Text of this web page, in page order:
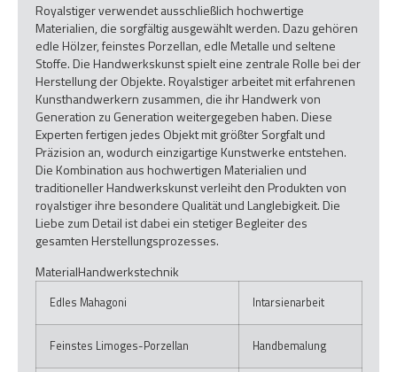
Royalstiger verwendet ausschließlich hochwertige
Materialien, die sorgfältig ausgewählt werden. Dazu gehören
edle Hölzer, feinstes Porzellan, edle Metalle und seltene
Stoffe. Die Handwerkskunst spielt eine zentrale Rolle bei der
Herstellung der Objekte. Royalstiger arbeitet mit erfahrenen
Kunsthandwerkern zusammen, die ihr Handwerk von
Generation zu Generation weitergegeben haben. Diese
Experten fertigen jedes Objekt mit größter Sorgfalt und
Präzision an, wodurch einzigartige Kunstwerke entstehen.
Die Kombination aus hochwertigen Materialien und
traditioneller Handwerkskunst verleiht den Produkten von
royalstiger ihre besondere Qualität und Langlebigkeit. Die
Liebe zum Detail ist dabei ein stetiger Begleiter des
gesamten Herstellungsprozesses.
MaterialHandwerkstechnik
Edles Mahagoni Intarsienarbeit
Feinstes Limoges-Porzellan Handbemalung